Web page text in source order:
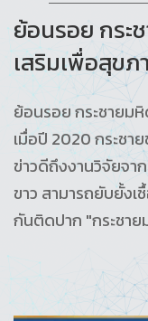
ย้อนรอย กระ
เสริมเพื่อสุข
ย้อนรอย กระชายม
เมื่อปี 2020 กระชา
ข่าวดีถึงงานวิจัยจา
ขาว สามารถยับยั้งเ
กันติดปาก "กระชา